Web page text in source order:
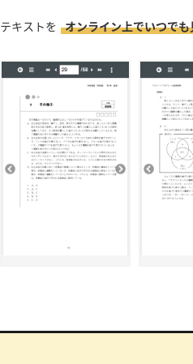
テキストを オンライン上でいつで